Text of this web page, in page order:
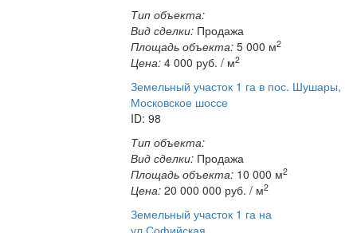
Тип объекта:
Вид сделки: Продажа
Площадь объекта: 5 000 м2
Цена:4 000 руб. / м2
Земельный участок 1 га в пос. Шушары,
Московское шоссе
ID: 98
Тип объекта:
Вид сделки: Продажа
Площадь объекта: 10 000 м2
Цена:20 000 000 руб. / м2
Земельный участок 1 га на